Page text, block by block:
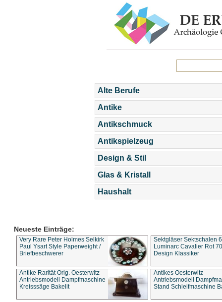
Alte Berufe
Antike
Antikschmuck
Antikspielzeug
Design & Stil
Glas & Kristall
Haushalt
Neueste Einträge:
Very Rare Peter Holmes Selkirk
Paul Ysart Style Paperweight /
Briefbeschwerer
Sektgläser Sektschalen
Luminarc Cavalier Rot
Design Klassiker
Antike Rarität Orig. Oesterwitz
Antriebsmodell Dampfmaschine
Kreisssäge Bakelit
Antikes Oesterwitz
Antriebsmodell
Stand Schleifmaschine